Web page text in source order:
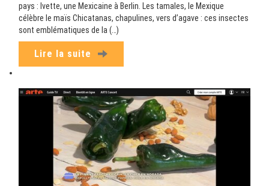
pays : Ivette, une Mexicaine à Berlin. Les tamales, le Mexique
célèbre le maïs Chicatanas, chapulines, vers d’agave : ces insectes
sont emblématiques de la (…)
Lire la suite